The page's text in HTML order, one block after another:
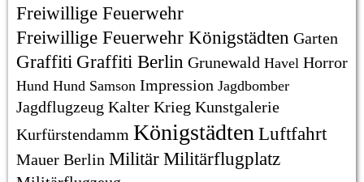
Freiwillige Feuerwehr
Freiwillige Feuerwehr Königstädten Garten
Graffiti Graffiti Berlin Grunewald Havel Horror
Hund Hund Samson Impression Jagdbomber
Jagdflugzeug Kalter Krieg Kunstgalerie
Kurfürstendamm Königstädten Luftfahrt
Mauer Berlin Militär Militärflugplatz